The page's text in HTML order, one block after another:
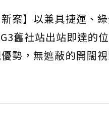
】以兼具捷運、綠
舊社站出站即達的
勢，無遮蔽的開闊